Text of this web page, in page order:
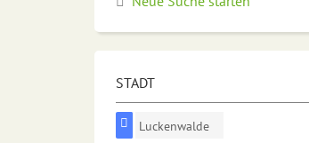
STADT
Luckenwalde